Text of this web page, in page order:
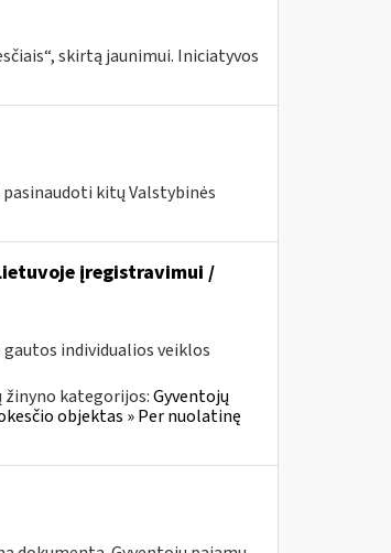
skirtą jaunimui. Iniciatyvos
kitų Valstybinės
įregistravimui /
individualios veiklos
žinyno kategorijos:Gyventojų
objektas » Per nuolatinę